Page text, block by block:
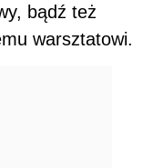
bądź też
warsztatowi.